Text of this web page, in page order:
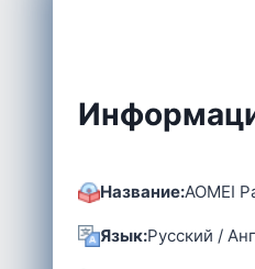
Название:AOMEI
Язык:Русский /